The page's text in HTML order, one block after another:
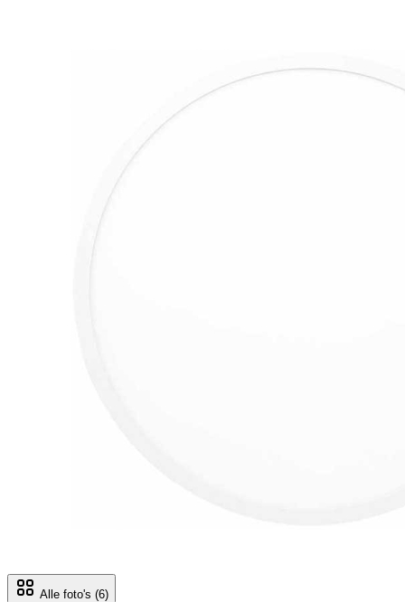
Alle foto's (6)